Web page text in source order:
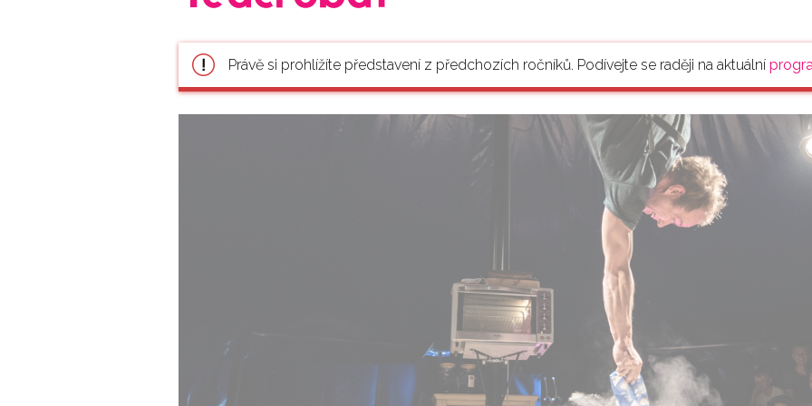
Právě si prohlížíte představení z předchozích ročníků. Podívejte se raději na aktuální